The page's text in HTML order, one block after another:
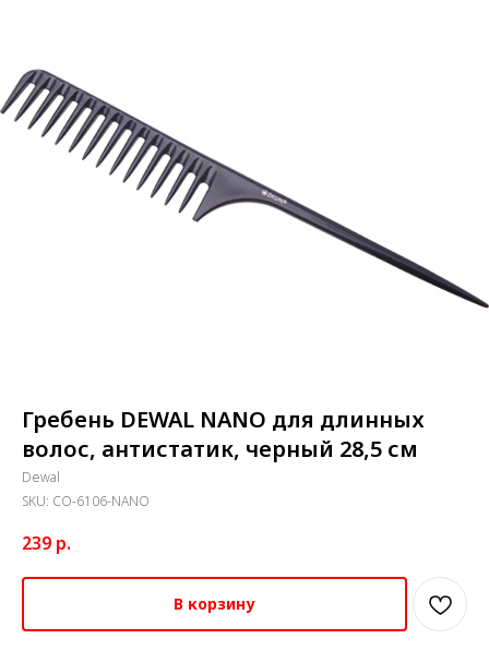
Гребень DEWAL NANO для длинных
волос, антистатик, черный 28,5 см
Dewal
SKU: СО-6106-NANO
239 р.
В корзину